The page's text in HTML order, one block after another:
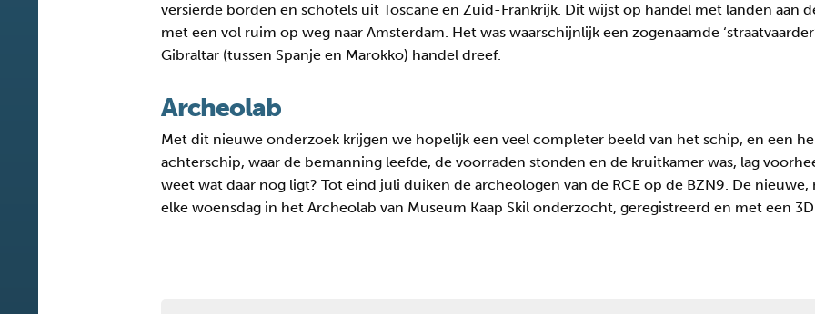
versierde borden en schotels uit Toscane en Zuid-Frankrijk. Dit wijst op handel met landen aan
met een vol ruim op weg naar Amsterdam. Het was waarschijnlijk een zogenaamde
Gibraltar (tussen Spanje en Marokko) handel dreef.
Archeolab
Met dit nieuwe onderzoek krijgen we hopelijk een veel completer beeld van het schip, en een
achterschip, waar de bemanning leefde, de voorraden stonden en de kruitkamer was, lag
weet wat daar nog ligt? Tot eind juli duiken de archeologen van de RCE op de BZN9. De
elke woensdag in het Archeolab van Museum Kaap Skil onderzocht, geregistreerd en met een